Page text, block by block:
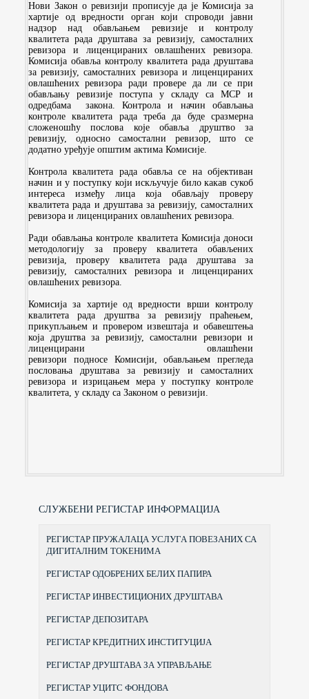
Нови Закон о ревизији прописује да је Комисија за
хартије од вредности орган који спроводи јавни
надзор над обављањем ревизије и контролу
квалитета рада друштава за ревизију, самосталних
ревизора и лиценцираних овлашћених ревизора.
Комисија обавља контролу квалитета рада друштава
за ревизију, самосталних ревизора и лиценцираних
овлашћених ревизора ради провере да ли се при
обављању ревизије поступа у складу са МСР и
одредбама закона. Контрола и начин обављања
контроле квалитета рада треба да буде сразмерна
сложеношћу послова које обавља друштво за
ревизију, односно самостални ревизор, што се
додатно уређује општим актима Комисије.
Контрола квалитета рада обавља се на објективан
начин и у поступку који искључује било какав сукоб
интереса између лица која обављају проверу
квалитета рада и друштава за ревизију, самосталних
ревизора и лиценцираних овлашћених ревизора.
Ради обављања контроле квалитета Комисија доноси
методологију за проверу квалитета обављених
ревизија, проверу квалитета рада друштава за
ревизију, самосталних ревизора и лиценцираних
овлашћених ревизора.
Комисија за хартије од вредности врши контролу
квалитета рада друштва за ревизију праћењем,
прикупљањем и провером извештаја и обавештења
која друштва за ревизију, самостални ревизори и
лиценцирани овлашћени
ревизори подносе Комисији, обављањем прегледа
пословања друштава за ревизију и самосталних
ревизора и изрицањем мера у поступку контроле
квалитета, у складу са Законом о ревизији.
СЛУЖБЕНИ РЕГИСТАР ИНФОРМАЦИЈА
РЕГИСТАР ПРУЖАЛАЦА УСЛУГА ПОВЕЗАНИХ СА
ДИГИТАЛНИМ ТОКЕНИМА
РЕГИСТАР ОДОБРЕНИХ БЕЛИХ ПАПИРА
РЕГИСТАР ИНВЕСТИЦИОНИХ ДРУШТАВА
РЕГИСТАР ДЕПОЗИТАРА
РЕГИСТАР КРЕДИТНИХ ИНСТИТУЦИЈА
РЕГИСТАР ДРУШТАВА ЗА УПРАВЉАЊЕ
РЕГИСТАР УЦИТС ФОНДОВА